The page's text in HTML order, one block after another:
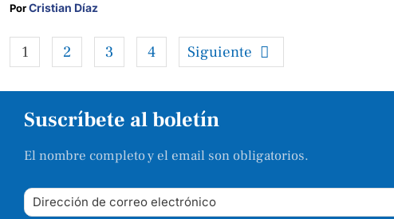
Por Cristian Díaz
1 2 3 4 Siguiente
Suscríbete al boletín
El nombre completo y el email son obligatorios.